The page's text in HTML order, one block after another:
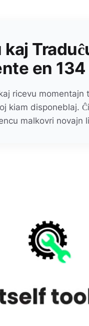
kaj
en
ricevu momentajn
kiam disponeblaj.
malkovri novajn